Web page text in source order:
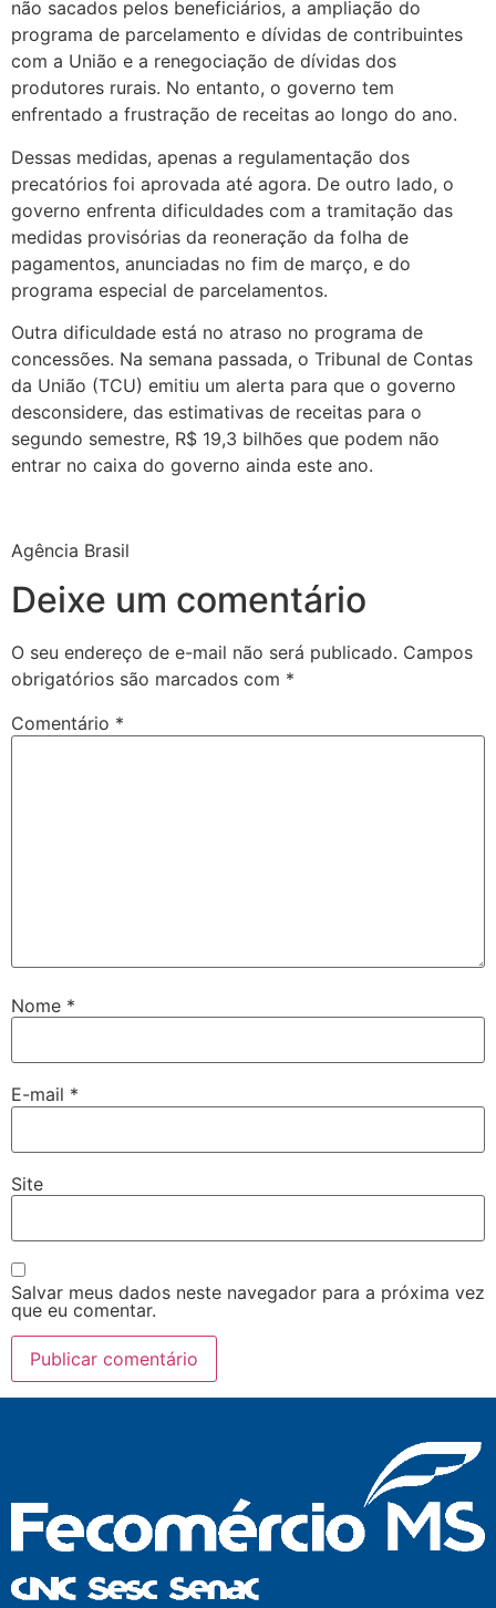
não sacados pelos beneficiários, a ampliação do
programa de parcelamento e dívidas de contribuintes
com a União e a renegociação de dívidas dos
produtores rurais. No entanto, o governo tem
enfrentado a frustração de receitas ao longo do ano.
Dessas medidas, apenas a regulamentação dos
precatórios foi aprovada até agora. De outro lado, o
governo enfrenta dificuldades com a tramitação das
medidas provisórias da reoneração da folha de
pagamentos, anunciadas no fim de março, e do
programa especial de parcelamentos.
Outra dificuldade está no atraso no programa de
concessões. Na semana passada, o Tribunal de Contas
da União (TCU) emitiu um alerta para que o governo
desconsidere, das estimativas de receitas para o
segundo semestre, R$ 19,3 bilhões que podem não
entrar no caixa do governo ainda este ano.
Agência Brasil
Deixe um comentário
O seu endereço de e-mail não será publicado. Campos
obrigatórios são marcados com *
Comentário *
Nome *
E-mail *
Site
Salvar meus dados neste navegador para a próxima vez
que eu comentar.